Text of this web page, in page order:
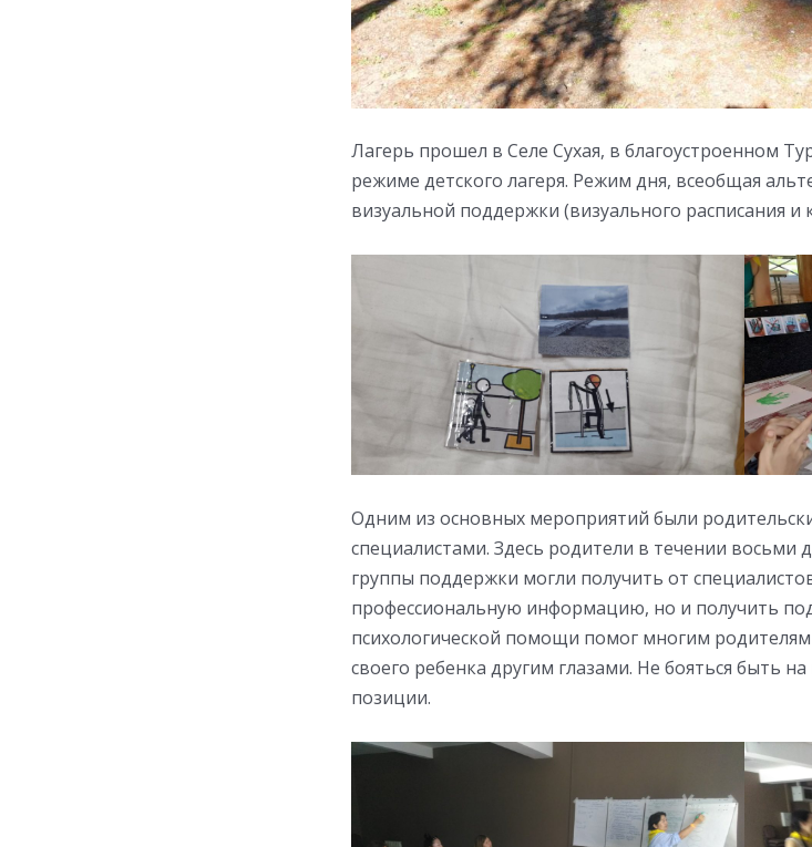
Лагерь прошел в Селе Сухая, в благоустроенном
режиме детского лагеря. Режим дня, всеобщая
визуальной поддержки (визуального расписания и
Одним из основных мероприятий были
специалистами. Здесь родители в течении восьми
группы поддержки могли получить от
профессиональную информацию, но и получить
психологической помощи помог многим
своего ребенка другим глазами. Не бояться быть
позиции.